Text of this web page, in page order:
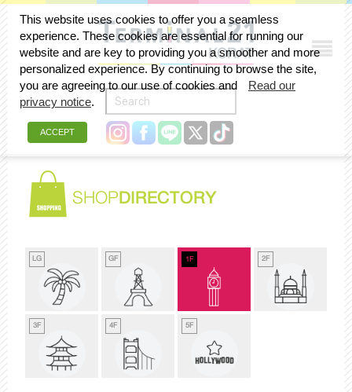
SHOPDIRECTORY
LG GF 1F 2F
3F 4F 5F
This website uses cookies to offer you a seamless
experience. These cookies are essential for running our
website and are key to providing you a smoother and more
personalized experience. By continuing to browse the site,
you are agreeing to our use of cookies and
Read our
privacy notice.
ACCEPT